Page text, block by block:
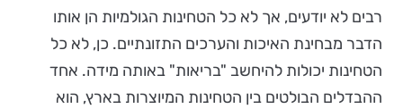
רבים לא יודעים, אך לא כל הטחינות הגולמיות הן אותו
הדבר מבחינת האיכות והערכים התזונתיים. כן, לא כל
הטחינות יכולות להיחשב "בריאות" באותה מידה. אחד
ההבדלים הבולטים בין הטחינות המיוצרות בארץ, הוא